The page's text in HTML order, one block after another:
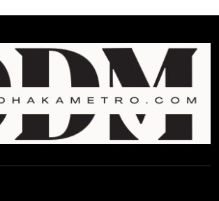
আমরা যদি বলি জুলাই কার, তাহলে
তো জুলাই কারওই থাকবে না:
স্বরাষ্ট্রমন্ত্রী
ফ্যাসিবাদ মুক্ত দিবস ৫ আগস্ট